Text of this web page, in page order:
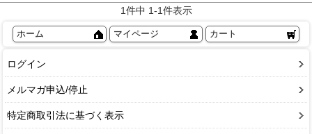
1件中 1-1件表示
ホーム マイページ カート
ログイン
メルマガ申込/停止
特定商取引法に基づく表示